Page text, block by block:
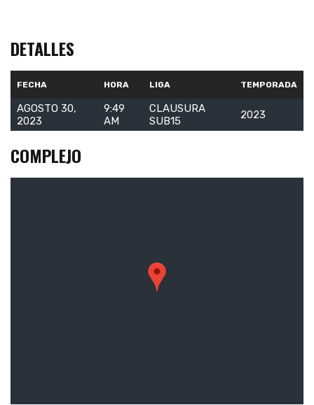
DETALLES
FECHA HORA LIGA TEMPORADA
AGOSTO 30,
2023
9:49
AM
CLAUSURA
SUB15
2023
COMPLEJO